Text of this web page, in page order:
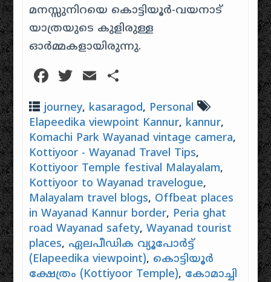
മനസ്സുനിറയെ കൊട്ടിയൂർ-വയനാട്
യാത്രയുടെ കുളിരുള്ള
ഓർമ്മകളായിരുന്നു.
Facebook
Twitter
Email
journey, kasaragod, Personal
Elapeedika viewpoint Kannur, kannur,
Komachi Park Wayanad vintage camera,
Kottiyoor - Wayanad Travel Tips,
Kottiyoor Temple festival Malayalam,
Kottiyoor to Wayanad travelogue,
Malayalam travel blogs, Offbeat places
in Wayanad Kannur border, Peria ghat
road Wayanad safety,Wayanad tourist
places, ഏലപീഡിക വ്യൂപോർട്ട്
(Elapeedika viewpoint), കൊട്ടിയൂർ
ക്ഷേത്രം (Kottiyoor Temple), കോമാച്ചി